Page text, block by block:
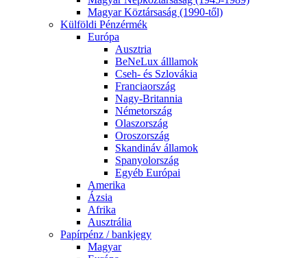
Magyar Köztársaság (1990-től)
Külföldi Pénzérmék
Európa
Ausztria
BeNeLux álllamok
Cseh- és Szlovákia
Franciaország
Nagy-Britannia
Németország
Olaszország
Oroszország
Skandináv államok
Spanyolország
Egyéb Európai
Amerika
Ázsia
Afrika
Ausztrália
Papírpénz / bankjegy
Magyar